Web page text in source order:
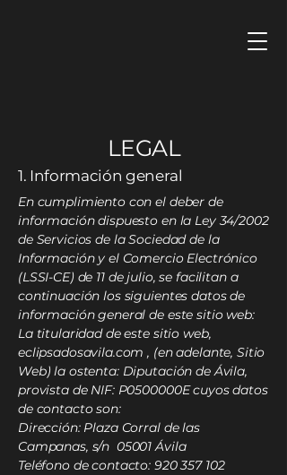
LEGAL
1. Información general
En cumplimiento con el deber de
información dispuesto en la Ley 34/2002
de Servicios de la Sociedad de la
Información y el Comercio Electrónico
(LSSI-CE) de 11 de julio, se facilitan a
continuación los siguientes datos de
información general de este sitio web:
La titularidad de este sitio web,
eclipsadosavila.com , (en adelante, Sitio
Web) la ostenta: Diputación de Ávila,
provista de NIF: P0500000E cuyos datos
de contacto son:
Dirección: Plaza Corral de las
Campanas, s/n 05001 Ávila
Teléfono de contacto: 920 357 102